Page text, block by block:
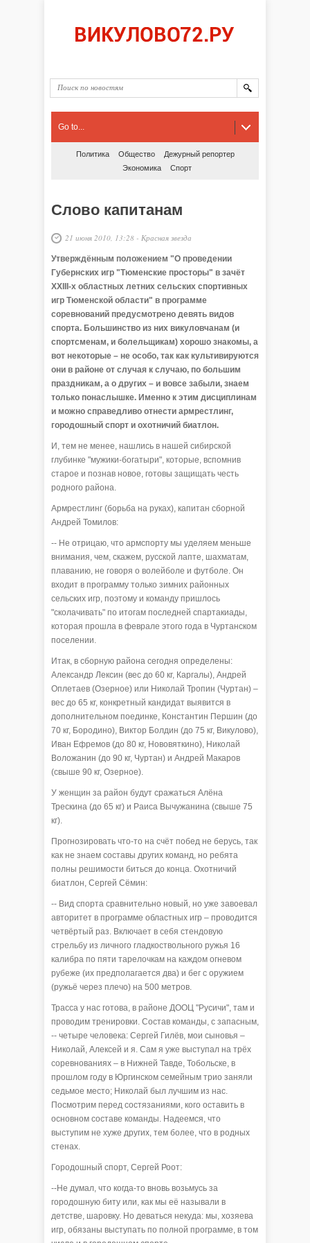
Go to...
Политика Общество
Дежурный репортер
Экономика
Спорт
Слово капитанам
21 июня 2010, 13:28 - Красная звезда
Утверждённым положением "О проведении
Губернских игр "Тюменские просторы" в зачёт
XXIII-х областных летних сельских спортивных
игр Тюменской области" в программе
соревнований предусмотрено девять видов
спорта. Большинство из них викуловчанам (и
спортсменам, и болельщикам) хорошо знакомы, а
вот некоторые – не особо, так как культивируются
они в районе от случая к случаю, по большим
праздникам, а о других – и вовсе забыли, знаем
только понаслышке. Именно к этим дисциплинам
и можно справедливо отнести армрестлинг,
городошный спорт и охотничий биатлон.
И, тем не менее, нашлись в нашей сибирской
глубинке "мужики-богатыри", которые, вспомнив
старое и познав новое, готовы защищать честь
родного района.
Армрестлинг (борьба на руках), капитан сборной
Андрей Томилов:
-- Не отрицаю, что армспорту мы уделяем меньше
внимания, чем, скажем, русской лапте, шахматам,
плаванию, не говоря о волейболе и футболе. Он
входит в программу только зимних районных
сельских игр, поэтому и команду пришлось
"сколачивать" по итогам последней спартакиады,
которая прошла в феврале этого года в Чуртанском
поселении.
Итак, в сборную района сегодня определены:
Александр Лексин (вес до 60 кг, Каргалы), Андрей
Оплетаев (Озерное) или Николай Тропин (Чуртан) –
вес до 65 кг, конкретный кандидат выявится в
дополнительном поединке, Константин Першин (до
70 кг, Бородино), Виктор Болдин (до 75 кг, Викулово),
Иван Ефремов (до 80 кг, Нововяткино), Николай
Воложанин (до 90 кг, Чуртан) и Андрей Макаров
(свыше 90 кг, Озерное).
У женщин за район будут сражаться Алёна
Трескина (до 65 кг) и Раиса Вычужанина (свыше 75
кг).
Прогнозировать что-то на счёт побед не берусь, так
как не знаем составы других команд, но ребята
полны решимости биться до конца. Охотничий
биатлон, Сергей Сёмин:
-- Вид спорта сравнительно новый, но уже завоевал
авторитет в программе областных игр – проводится
четвёртый раз. Включает в себя стендовую
стрельбу из личного гладкоствольного ружья 16
калибра по пяти тарелочкам на каждом огневом
рубеже (их предполагается два) и бег с оружием
(ружьё через плечо) на 500 метров.
Трасса у нас готова, в районе ДООЦ "Русичи", там и
проводим тренировки. Состав команды, с запасным,
-- четыре человека: Сергей Гилёв, мои сыновья –
Николай, Алексей и я. Сам я уже выступал на трёх
соревнованиях – в Нижней Тавде, Тобольске, в
прошлом году в Юргинском семейным трио заняли
седьмое место; Николай был лучшим из нас.
Посмотрим перед состязаниями, кого оставить в
основном составе команды. Надеемся, что
выступим не хуже других, тем более, что в родных
стенах.
Городошный спорт, Сергей Роот:
--Не думал, что когда-то вновь возьмусь за
городошную биту или, как мы её называли в
детстве, шаровку. Но деваться некуда: мы, хозяева
игр, обязаны выступать по полной программе, в том